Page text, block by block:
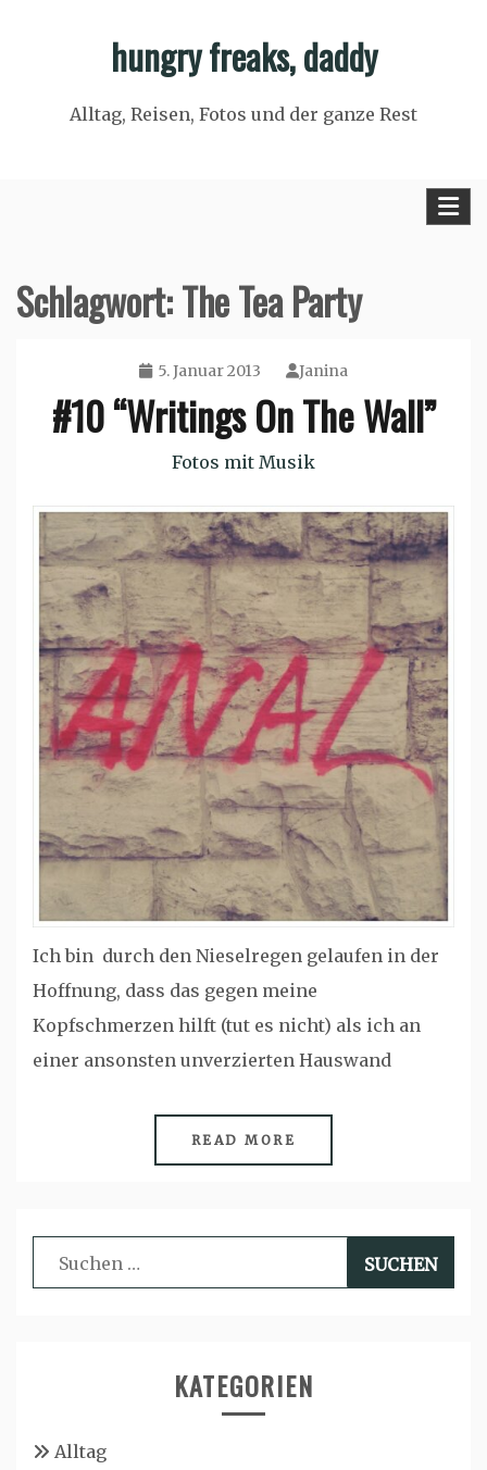
hungry freaks, daddy
Alltag, Reisen, Fotos und der ganze Rest
Schlagwort:The Tea Party
5. Januar 2013 Janina
#10 “Writings On The Wall”
Fotos mit Musik
Ich bin durch den Nieselregen gelaufen in der
Hoffnung, dass das gegen meine
Kopfschmerzen hilft (tut es nicht) als ich an
einer ansonsten unverzierten Hauswand
READ MORE
Suchen
nach:
KATEGORIEN
Alltag